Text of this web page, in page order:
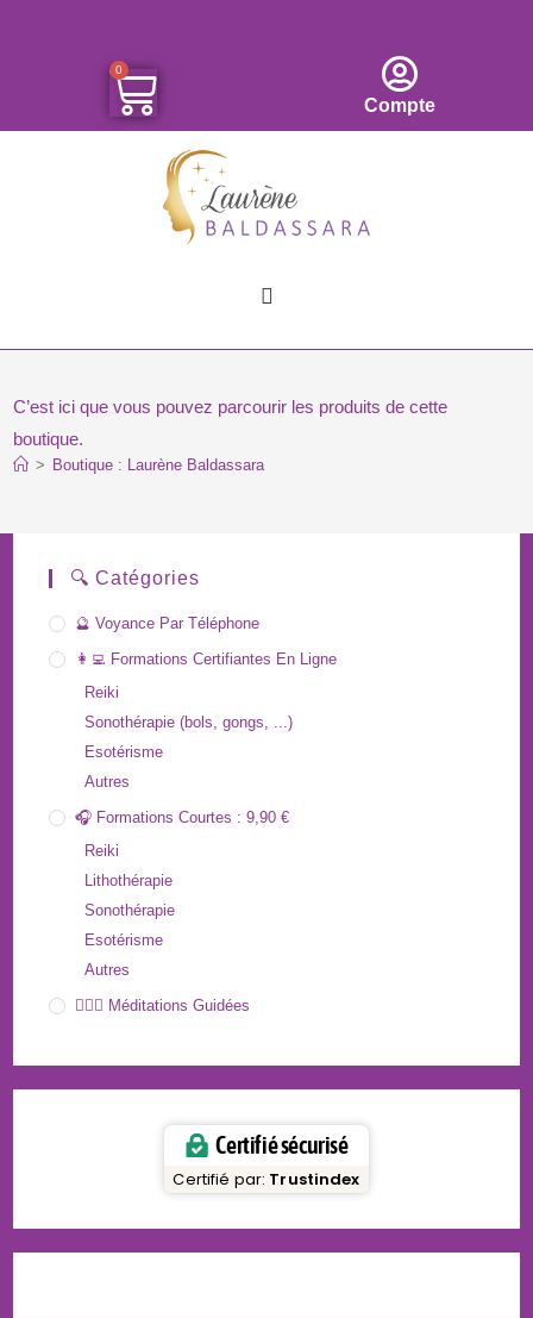
0
Compte
C’est ici que vous pouvez parcourir les produits de cette
boutique.
> Boutique : Laurène Baldassara
🔍 Catégories
🔮 Voyance Par Téléphone
👩‍💻 Formations Certifiantes En Ligne
Reiki
Sonothérapie (bols, gongs, ...)
Esotérisme
Autres
🎧 Formations Courtes : 9,90 €
Reiki
Lithothérapie
Sonothérapie
Esotérisme
Autres
🧘🏻‍♀️ Méditations Guidées
Certifié sécurisé
Certifié par: Trustindex